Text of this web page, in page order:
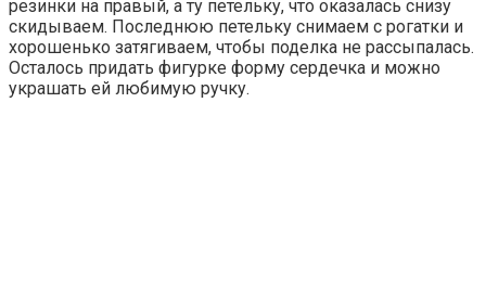
резинки на правый, а ту петельку, что оказалась снизу
скидываем. Последнюю петельку снимаем с рогатки и
хорошенько затягиваем, чтобы поделка не рассыпалась.
Осталось придать фигурке форму сердечка и можно
украшать ей любимую ручку.